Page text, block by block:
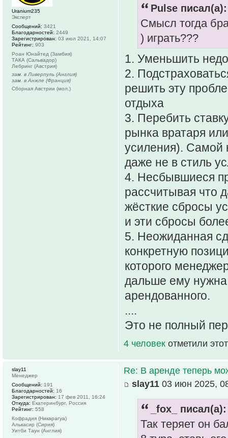
Pulse писал(а):
Смысл тогда
) играть???
1. Уменьшить
2.
решить эту
отдыха
3. Перебить
рынка вратаря
усиления). Самой
даже не в стиль
4. Несбывшиеся
рассчитывая что
жёсткие сбросы
и эти сбросы
5. Неожиданная
конкретную
которого
дальше ему нужна
арендованного.
....
Это не полный
4 человек отметили
Uranium235
Эксперт
Сообщений: 3421
Благодарностей: 2449
Зарегистрирован: 03 июл 2021, 14:07
Рейтинг: 903
Роан Юнайтед (Замбия)
ТАКА (Сальвадор)
Лебринг (Австрия)
зам. в Ливерпуль (Англия)
зам. в Анжле (Франция)
Сборная Австрии (мол.)
Re: В аренде теперь
slay11 03 июн 2025,
_fox_ писал(а):
Так теряет он
slay11
Менеджер
Сообщений: 191
Благодарностей: 16
Зарегистрирован: 17 фев 2011, 16:24
Откуда: Екатеринбург, Россия
Рейтинг: 558
Кофрадия (Никарагуа)
Алькасир (Сирия)
Уитби Таун (Англия)